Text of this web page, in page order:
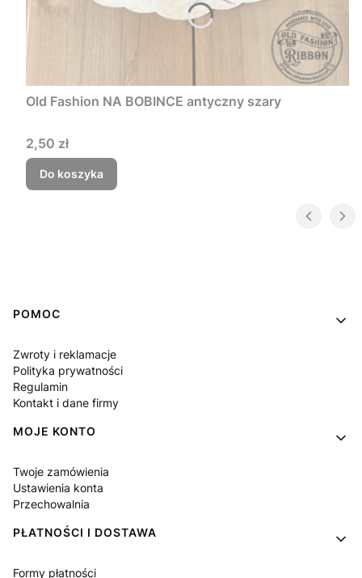
Old Fashion NA BOBINCE antyczny szary
Cena
2,50 zł
Do koszyka
Linki w stopce
POMOC
Zwroty i reklamacje
Polityka prywatności
Regulamin
Kontakt i dane firmy
MOJE KONTO
Twoje zamówienia
Ustawienia konta
Przechowalnia
PŁATNOŚCI I DOSTAWA
Formy płatności